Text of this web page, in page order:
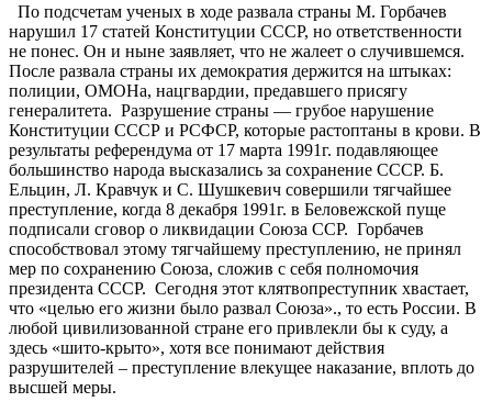
По подсчетам ученых в ходе развала страны М. Горбачев
нарушил 17 статей Конституции СССР, но ответственности
не понес. Он и ныне заявляет, что не жалеет о случившемся.
После развала страны их демократия держится на штыках:
полиции, ОМОНа, нацгвардии, предавшего присягу
генералитета. Разрушение страны — грубое нарушение
Конституции СССР и РСФСР, которые растоптаны в крови. В
результаты референдума от 17 марта 1991г. подавляющее
большинство народа высказались за сохранение СССР. Б.
Ельцин, Л. Кравчук и С. Шушкевич совершили тягчайшее
преступление, когда 8 декабря 1991г. в Беловежской пуще
подписали сговор о ликвидации Союза ССР. Горбачев
способствовал этому тягчайшему преступлению, не принял
мер по сохранению Союза, сложив с себя полномочия
президента СССР. Сегодня этот клятвопреступник хвастает,
что «целью его жизни было развал Союза»., то есть России. В
любой цивилизованной стране его привлекли бы к суду, а
здесь «шито-крыто», хотя все понимают действия
разрушителей – преступление влекущее наказание, вплоть до
высшей меры.